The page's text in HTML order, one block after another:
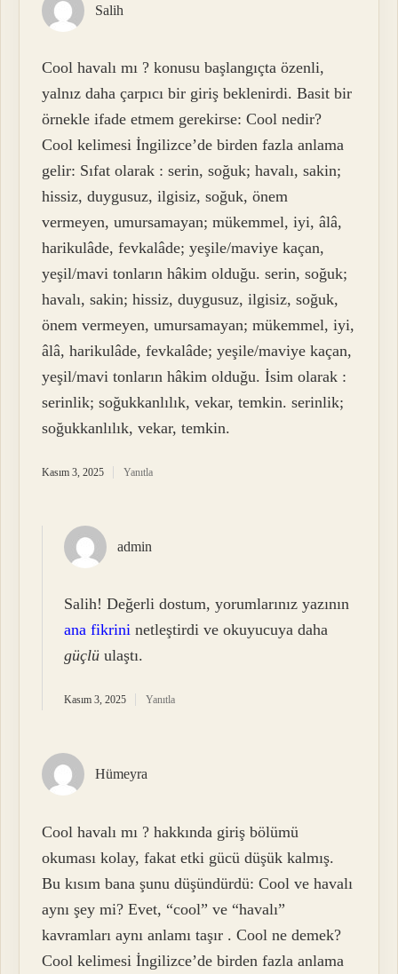
Salih
Cool havalı mı ? konusu başlangıçta özenli,
yalnız daha çarpıcı bir giriş beklenirdi. Basit bir
örnekle ifade etmem gerekirse: Cool nedir?
Cool kelimesi İngilizce’de birden fazla anlama
gelir: Sıfat olarak : serin, soğuk; havalı, sakin;
hissiz, duygusuz, ilgisiz, soğuk, önem
vermeyen, umursamayan; mükemmel, iyi, âlâ,
harikulâde, fevkalâde; yeşile/maviye kaçan,
yeşil/mavi tonların hâkim olduğu. serin, soğuk;
havalı, sakin; hissiz, duygusuz, ilgisiz, soğuk,
önem vermeyen, umursamayan; mükemmel, iyi,
âlâ, harikulâde, fevkalâde; yeşile/maviye kaçan,
yeşil/mavi tonların hâkim olduğu. İsim olarak :
serinlik; soğukkanlılık, vekar, temkin. serinlik;
soğukkanlılık, vekar, temkin.
Kasım 3, 2025 Yanıtla
admin
Salih! Değerli dostum, yorumlarınız yazının
ana fikrini netleştirdi ve okuyucuya daha
güçlü ulaştı.
Kasım 3, 2025 Yanıtla
Hümeyra
Cool havalı mı ? hakkında giriş bölümü
okuması kolay, fakat etki gücü düşük kalmış.
Bu kısım bana şunu düşündürdü: Cool ve havalı
aynı şey mi? Evet, “cool” ve “havalı”
kavramları aynı anlamı taşır . Cool ne demek?
Cool kelimesi İngilizce’de birden fazla anlama